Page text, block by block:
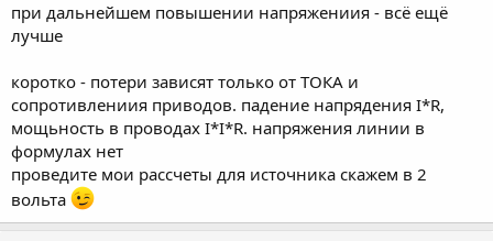
при дальнейшем повышении напряжениия - всё ещё
лучше
коротко - потери зависят только от ТОКА и
сопротивлениия приводов. падение напрядения I*R,
мощьность в проводах I*I*R. напряжения линии в
формулах нет
проведите мои рассчеты для источника скажем в 2
вольта